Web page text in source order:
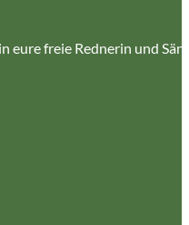
eure freie Rednerin und